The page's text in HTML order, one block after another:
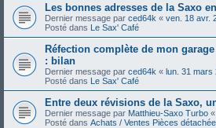
Les bonnes adresses de la Saxo
Dernier message par ced64k « ven. 18 avr.
Posté dans Le Sax' Café
Réfection complète de mon
: bilan
Dernier message par ced64k « lun. 31 mars
Posté dans Le Sax' Café
Entre deux révisions de la Saxo,
Dernier message par Matthieu-Saxo Turbo «
Posté dans Achats / Ventes Pièces